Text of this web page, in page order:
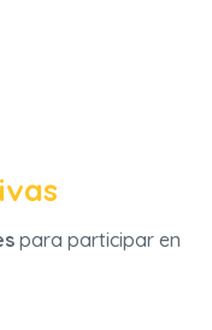
para participar en